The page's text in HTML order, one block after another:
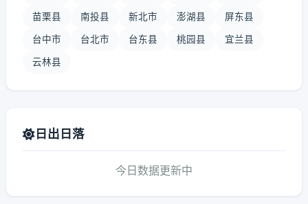
苗栗县 南投县 新北市 澎湖县 屏东县
台中市 台北市 台东县 桃园县 宜兰县
云林县
日出日落
今日数据更新中